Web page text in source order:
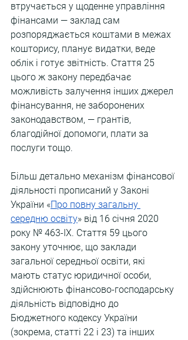
втручається у щоденне управління
фінансами — заклад сам
розпоряджається коштами в межах
кошторису, планує видатки, веде
облік і готує звітність. Стаття 25
цього ж закону передбачає
можливість залучення інших джерел
фінансування, не заборонених
законодавством, — грантів,
благодійної допомоги, плати за
послуги тощо.
Більш детально механізм фінансової
діяльності прописаний у Законі
України «Про повну загальну
середню освіту» від 16 січня 2020
року № 463-IX. Стаття 59 цього
закону уточнює, що заклади
загальної середньої освіти, які
мають статус юридичної особи,
здійснюють фінансово-господарську
діяльність відповідно до
Бюджетного кодексу України
(зокрема, статті 22 і 23) та інших